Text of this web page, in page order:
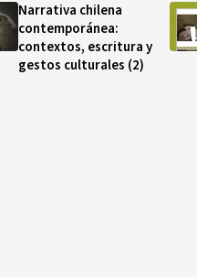
Narrativa chilena
contemporánea:
contextos, escritura y
gestos culturales (2)